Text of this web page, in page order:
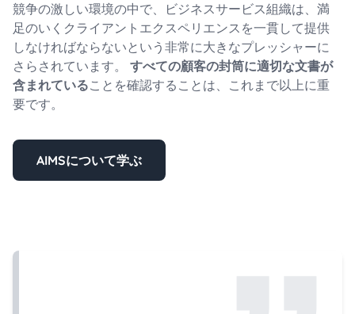
競争の激しい環境の中で、ビジネスサービス組織は、満
足のいくクライアントエクスペリエンスを一貫して提供
しなければならないという非常に大きなプレッシャーに
さらされています。 すべての顧客の封筒に適切な文書が
含まれていることを確認することは、これまで以上に重
要です。
AIMSについて学ぶ